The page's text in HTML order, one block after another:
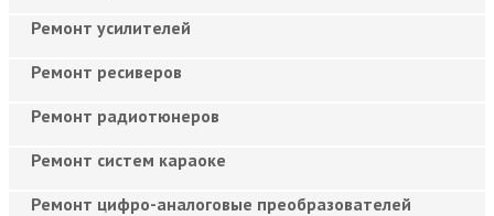
Ремонт усилителей
Ремонт ресиверов
Ремонт радиотюнеров
Ремонт систем караоке
Ремонт цифро-аналоговые преобразователей